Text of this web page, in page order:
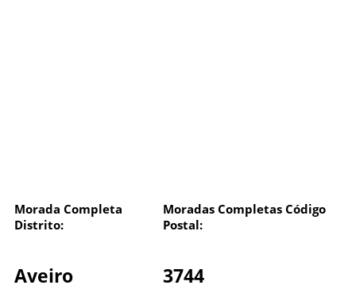
Morada Completa
Distrito:
Moradas Completas Código
Postal:
Aveiro 3744